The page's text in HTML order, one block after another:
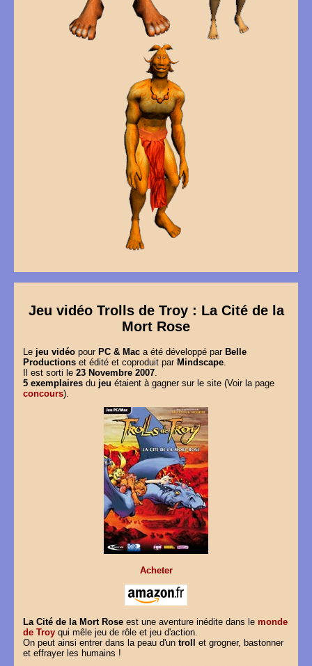
Jeu vidéo Trolls de Troy : La Cité de la
Mort Rose
Le jeu vidéopour PC & Maca été développé par Belle
Productionset édité et coproduit par Mindscape.
Il est sorti le 23 Novembre 2007.
5 exemplairesdu jeu étaient à gagner sur le site (Voir la page
concours).
Acheter
La Cité de la Mort Roseest une aventure inédite dans le monde
de Troyqui mêle jeu de rôle et jeu d'action.
On peut ainsi entrer dans la peau d'un troll et grogner, bastonner
et effrayer les humains !